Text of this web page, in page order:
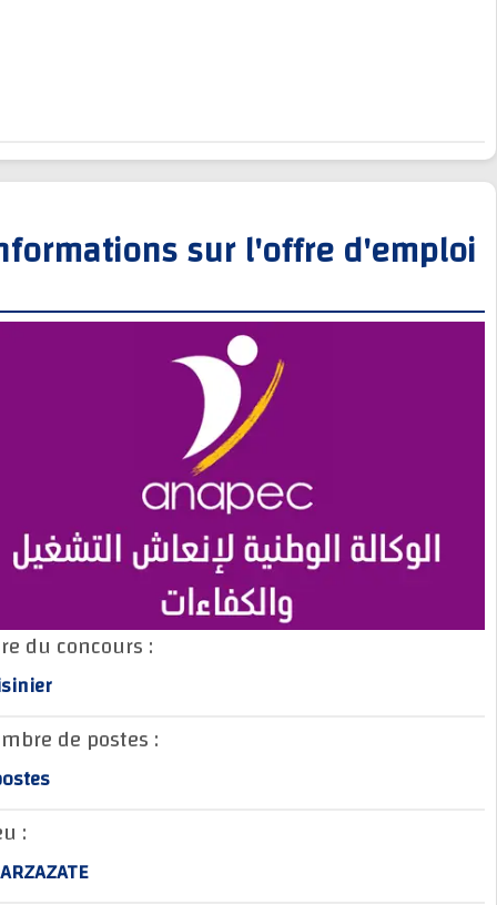
Informations sur l'offre
Titre du concours :
Cuisinier
Nombre de postes :
2 postes
Lieu :
OUARZAZATE